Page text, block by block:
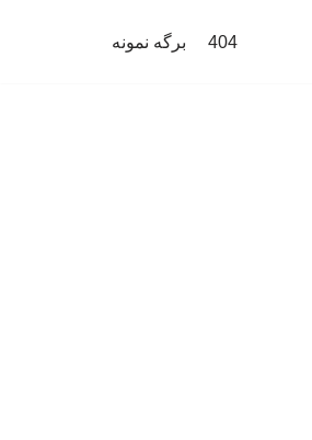
404 برگه نمونه